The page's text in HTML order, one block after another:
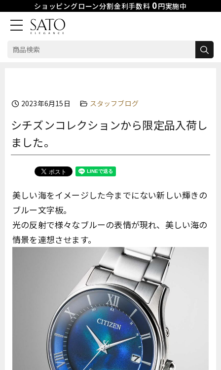
ショッピングローン分割金利手数料 0円実施中
検
2023年6月15日 スタッフブログ
シチズンコレクションから限定品入荷し
ました。
美しい海をイメージした今までにない新しい輝きの
ブルー文字板。
光の反射で様々なブルーの表情が現れ、美しい海の
情景を連想させます。